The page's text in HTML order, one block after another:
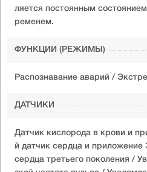
ляется постоянным
ременем.
ФУНКЦИИ (РЕЖИМЫ)
Распознавание аварий /
ДАТЧИКИ
Датчик кислорода в крови и
й датчик сердца и
сердца третьего поколения /